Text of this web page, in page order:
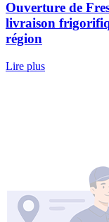
Ouverture de
livraison
région
Lire plus